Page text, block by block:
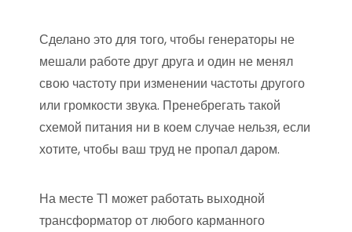
Сделано это для того, чтобы генераторы не
мешали работе друг друга и один не менял
свою частоту при изменении частоты другого
или громкости звука. Пренебрегать такой
схемой питания ни в коем случае нельзя, если
хотите, чтобы ваш труд не пропал даром.
На месте Т1 может работать выходной
трансформатор от любого карманного